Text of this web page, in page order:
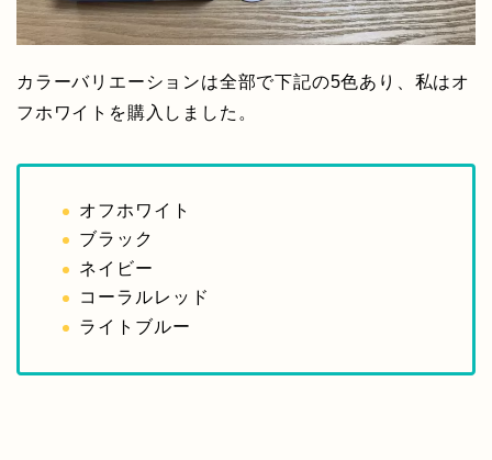
カラーバリエーションは全部で下記の5色あり、私はオ
フホワイトを購入しました。
オフホワイト
ブラック
ネイビー
コーラルレッド
ライトブルー